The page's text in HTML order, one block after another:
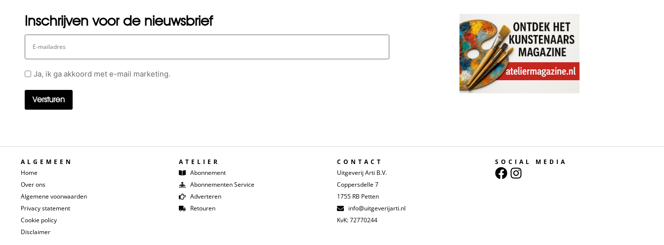
Inschrijven voor de nieuwsbrief
E-
mailadres
GeenJa, ik ga akkoord met e-mail marketing.
ALGEMEEN
Home
Over ons
Algemene voorwaarden
Privacy statement
Cookie policy
Disclaimer
ATELIER
Abonnement
Abonnementen Service
Adverteren
Retouren
CONTACT
Uitgeverij Arti B.V.
Coppersdelle 7
1755 RB Petten
info@uitgeverijarti.nl
KvK: 72770244
SOCIAL MEDIA